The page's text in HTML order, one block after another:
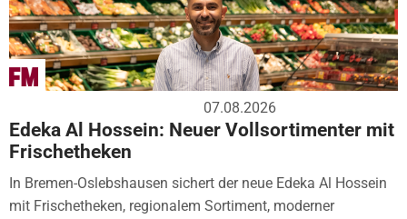
07.08.2026
Edeka Al Hossein: Neuer Vollsortimenter mit
Frischetheken
In Bremen-Oslebshausen sichert der neue Edeka Al Hossein
mit Frischetheken, regionalem Sortiment, moderner